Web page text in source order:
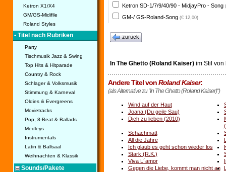
Ketron X1/X4
GM/GS-Midifile
Roland Styles
• Titel nach Rubriken
Party
Tischmusik Jazz & Swing
Top Hits & Hitparade
Country & Rock
Schlager & Volksmusik
Stimmung & Karneval
Oldies & Evergreens
Movietracks
Pop, 8-Beat & Ballads
Medleys
Instrumentals
Latin & Ballsaal
Weihnachten & Klassik
Sounds/Pakete
Ketron SD-1/7/9/40/90 - MidjayPro - Song
GM-/ GS-Roland-Song (€ 12,00)
zurück
In The Ghetto (Roland Kaiser)im Stil von
Andere Titel vonRoland Kaiser:
(als Alternative zu "In The Ghetto (Roland Kaiser)")
Wind auf der Haut
Joana (Du geile Sau)
Dich zu lieben (2010)
Schachmatt
All die Jahre
Ich glaub es geht schon wieder los
Stark (R.K.)
Viva L´amor
Gegen die Liebe, kommt man nicht an